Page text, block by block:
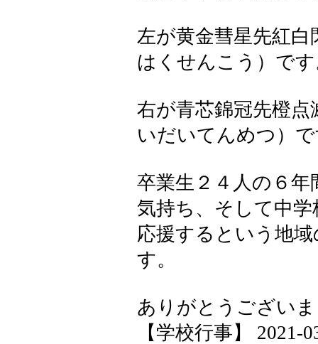
左が黄金彗星先紅
はくせんこう）で
右が青芯錦冠先橙
いだいてんめつ）
卒業生２４人の６
気持ち、そして中
応援するという地
す。
ありがとうござい
【学校行事】 2021-